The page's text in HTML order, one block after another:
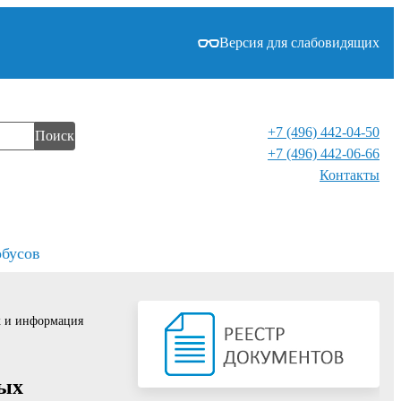
Версия для слабовидящих
Поиск
+7 (496) 442-04-50
+7 (496) 442-06-66
Контакты⁠
и информация